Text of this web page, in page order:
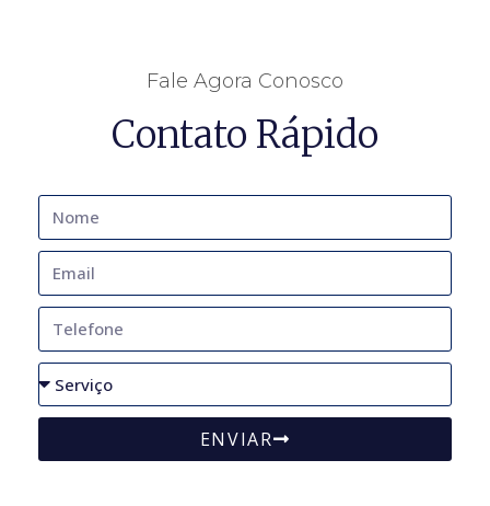
Fale Agora Conosco
Contato Rápido
ENVIAR